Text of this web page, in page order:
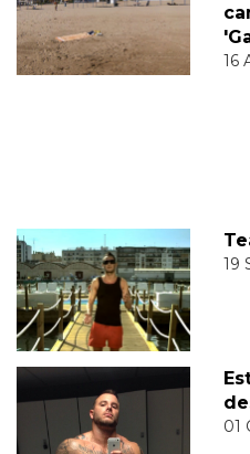
16
19
01